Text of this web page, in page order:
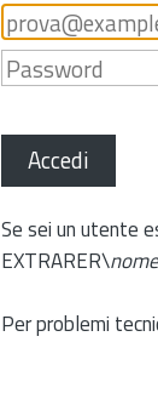
Accedi
Se sei un utente
EXTRARER\
Per problemi